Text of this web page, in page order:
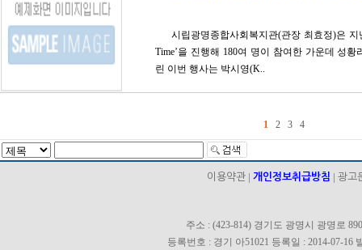
시립광명종합사회복지관(관장 최효정)은
Time’을 진행해 180여 명이 참여한 가운데 성
린 이번 행사는 박시영(K..
1 2 3 4
이용약관| 개인정보취급방침 | 광고
주소 : (423-814) 경기도 광명시 광명로
등록번호 : 경기 아51021 등록일 : 2014-07-